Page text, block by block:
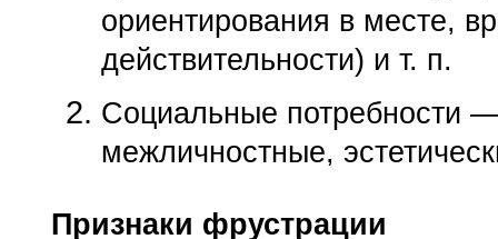
ориентирования в месте,
действительности) и т. п.
Социальные потребности
межличностные,
Признаки фрустрации